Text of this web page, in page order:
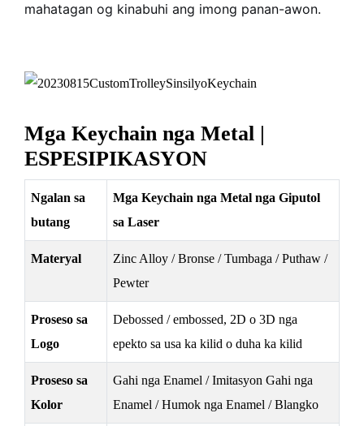
mahatagan og kinabuhi ang imong panan-awon.
Mga Keychain nga Metal |
ESPESIPIKASYON
Ngalan sa
butang
Mga Keychain nga Metal nga Giputol
sa Laser
Materyal
Zinc Alloy / Bronse / Tumbaga / Puthaw /
Pewter
Proseso sa
Logo
Debossed / embossed, 2D o 3D nga
epekto sa usa ka kilid o duha ka kilid
Proseso sa
Kolor
Gahi nga Enamel / Imitasyon Gahi nga
Enamel / Humok nga Enamel / Blangko